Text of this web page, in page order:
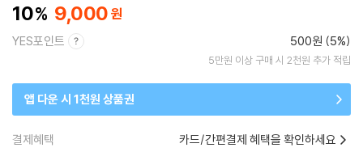
10 9,000
YES포인트 500원 (5%)
5만원 이상 구매 시 2천원 추가 적립
앱 다운 시 1천원 상품권
결제혜택 카드/간편결제 혜택을 확인하세요